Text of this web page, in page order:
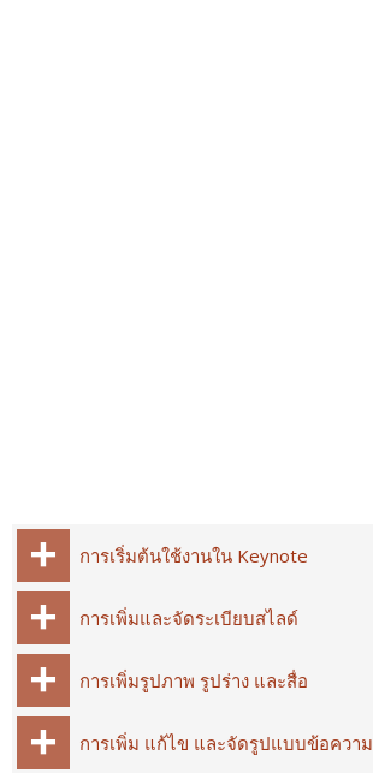
การเริ่มต้นใช้งานใน Keynote
การเพิ่มและจัดระเบียบสไลด์
การเพิ่มรูปภาพ รูปร่าง และสื่อ
การเพิ่ม แก้ไข และจัดรูปแบบข้อความ